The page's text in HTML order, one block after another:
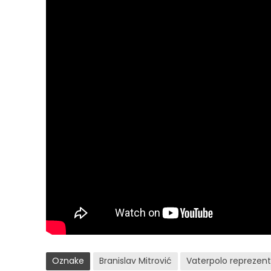
Oznake Branislav Mitrović Vaterpolo